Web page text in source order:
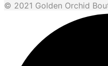
© 2021 Golden Orchid